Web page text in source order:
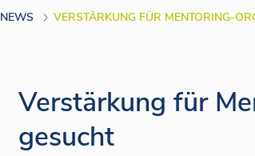
NEWS VERSTÄRKUNG FÜR MENTORING-
Verstärkung für
gesucht